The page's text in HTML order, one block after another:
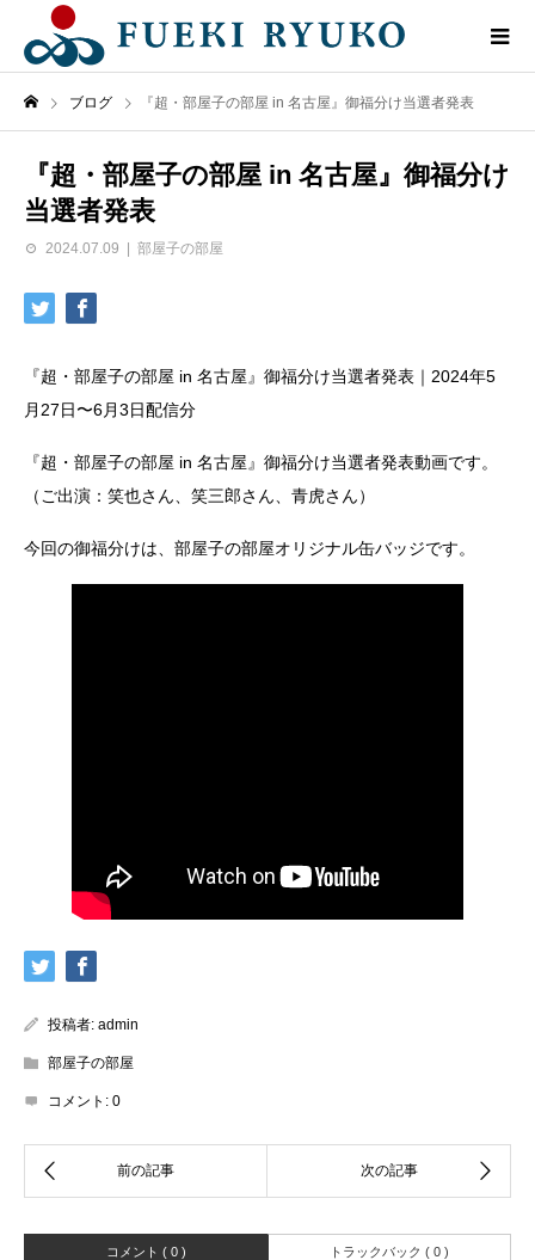
ブログ 『超・部屋子の部屋 in 名古屋』御福分け当選者発表
『超・部屋子の部屋 in 名古屋』御福分け
当選者発表
2024.07.09 部屋子の部屋
『超・部屋子の部屋 in 名古屋』御福分け当選者発表｜2024年5
月27日〜6月3日配信分
『超・部屋子の部屋 in 名古屋』御福分け当選者発表動画です。
（ご出演：笑也さん、笑三郎さん、青虎さん）
今回の御福分けは、部屋子の部屋オリジナル缶バッジです。
投稿者: admin
部屋子の部屋
コメント: 0
コメント ( 0 ) トラックバック ( 0 )